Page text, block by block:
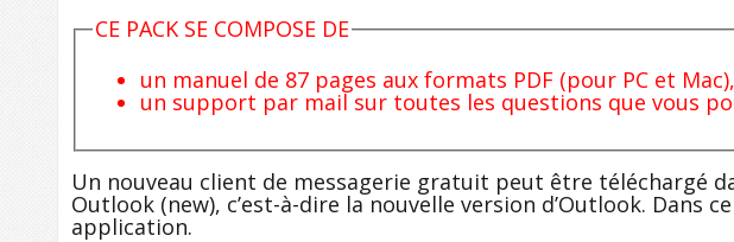
CE PACK SE COMPOSE DE
un manuel de 87 pages aux formats PDF (pour PC et
un support par mail sur toutes les questions que vous
Un nouveau client de messagerie gratuit peut être téléchargé
Outlook (new), c’est-à-dire la nouvelle version d’Outlook.
application.